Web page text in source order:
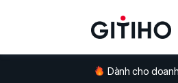
Dành cho